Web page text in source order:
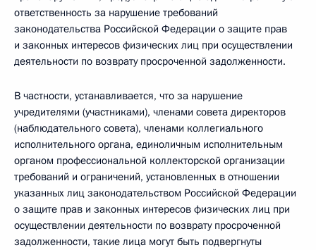
ответственность за нарушение требований
законодательства Российской Федерации о защите прав
и законных интересов физических лиц при осуществлении
деятельности по возврату просроченной задолженности.
В частности, устанавливается, что за нарушение
учредителями (участниками), членами совета директоров
(наблюдательного совета), членами коллегиального
исполнительного органа, единоличным исполнительным
органом профессиональной коллекторской организации
требований и ограничений, установленных в отношении
указанных лиц законодательством Российской Федерации
о защите прав и законных интересов физических лиц при
осуществлении деятельности по возврату просроченной
задолженности, такие лица могут быть подвергнуты